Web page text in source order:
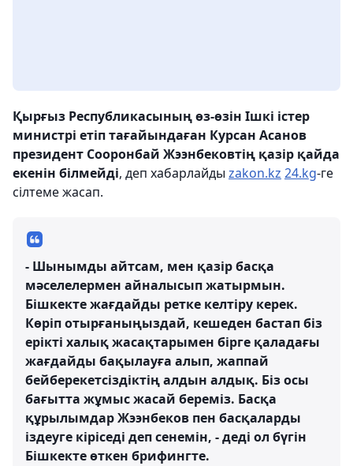
Қырғыз Республикасының өз-өзін Ішкі істер
министрі етіп тағайындаған Курсан Асанов
президент Сооронбай Жээнбековтің қазір қайда
екенін білмейді, деп хабарлайды zakon.kz 24.kg-ге
сілтеме жасап.
- Шынымды айтсам, мен қазір басқа
мәселелермен айналысып жатырмын.
Бішкекте жағдайды ретке келтіру керек.
Көріп отырғаныңыздай, кешеден бастап біз
ерікті халық жасақтарымен бірге қаладағы
жағдайды бақылауға алып, жаппай
бейберекетсіздіктің алдын алдық. Біз осы
бағытта жұмыс жасай береміз. Басқа
құрылымдар Жээнбеков пен басқаларды
іздеуге кіріседі деп сенемін, - деді ол бүгін
Бішкекте өткен брифингте.